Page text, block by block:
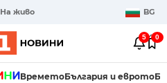
На живо BG
5 0
ВреметоБългария и еврото